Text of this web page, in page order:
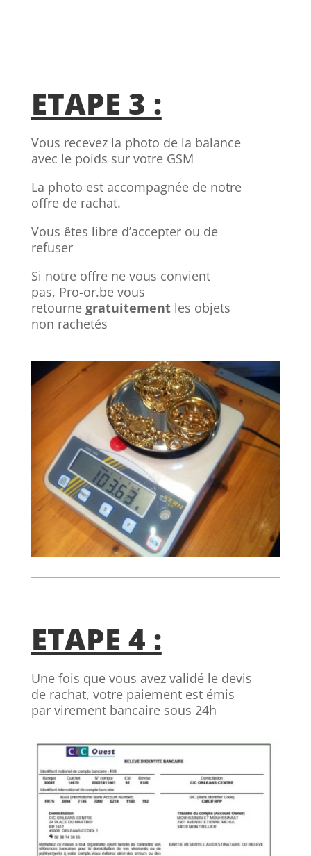
ETAPE 3 :
Vous recevez la photo de la balance
avec le poids sur votre GSM
La photo est accompagnée de notre
offre de rachat.
Vous êtes libre d’accepter ou de
refuser
Si notre offre ne vous convient
pas, Pro-or.be vous
retourne gratuitementles objets
non rachetés
ETAPE 4 :
Une fois que vous avez validé le devis
de rachat, votre paiement est émis
par virement bancaire sous 24h